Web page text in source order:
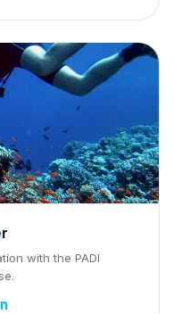
with the PADI